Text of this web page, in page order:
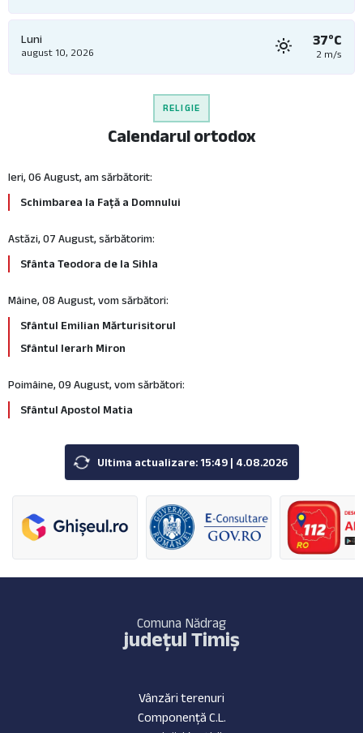
Luni
august 10, 2026
37°C
2 m/s
RELIGIE
Calendarul ortodox
Ieri, 06 August, am sărbătorit:
Schimbarea la Față a Domnului
Astăzi, 07 August, sărbătorim:
Sfânta Teodora de la Sihla
Mâine, 08 August, vom sărbători:
Sfântul Emilian Mărturisitorul
Sfântul Ierarh Miron
Poimâine, 09 August, vom sărbători:
Sfântul Apostol Matia
Ultima actualizare: 15:49 | 4.08.2026
Comuna Nădrag
județul Timiș
Vânzări terenuri
Componență C.L.